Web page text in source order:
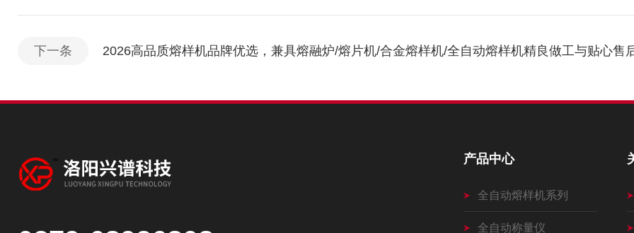
下一条 2026高品质熔样机品牌优选，兼具熔融炉/熔片机/合金熔样机/全自动熔样机精良做工与贴心售
产品中心
全自动熔样机系列
全自动称量仪